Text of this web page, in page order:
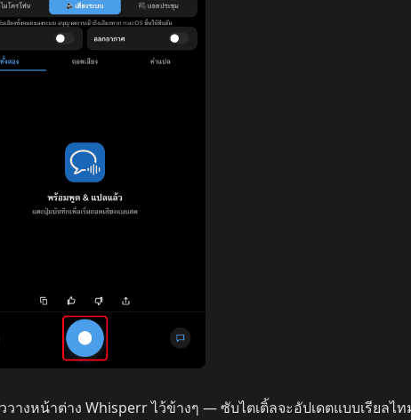
างหน้าต่าง Whisperr ไว้ข้างๆ — ซับไตเติ้ลจะอัปเดตแบบเรียลไ